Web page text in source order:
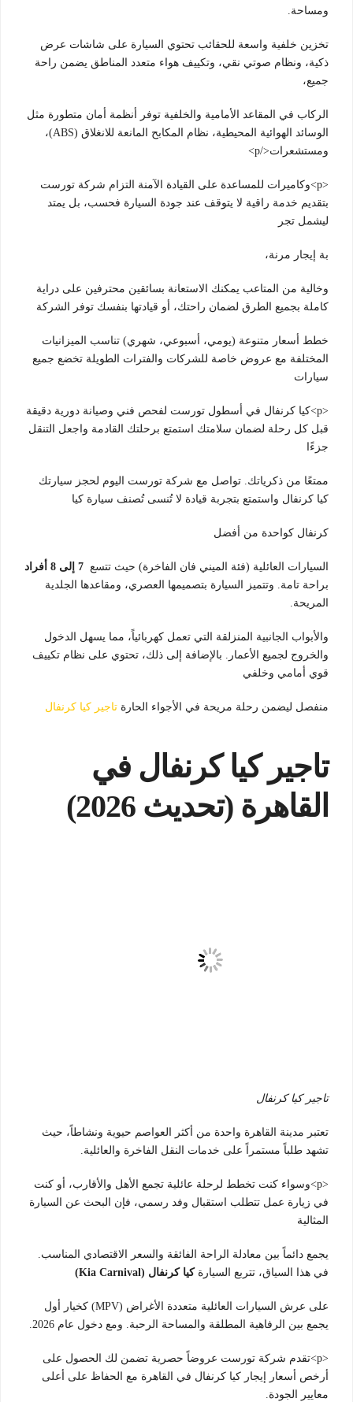
ومساحة.
تخزين خلفية واسعة للحقائب تحتوي السيارة على شاشات عرض
ذكية، ونظام صوتي نقي، وتكييف هواء متعدد المناطق يضمن راحة
جميع،
الركاب في المقاعد الأمامية والخلفية توفر أنظمة أمان متطورة مثل
الوسائد الهوائية المحيطية، نظام المكابح المانعة للانغلاق (ABS)،
ومستشعرات</p>
<p>وكاميرات للمساعدة على القيادة الآمنة التزام شركة تورست
بتقديم خدمة راقية لا يتوقف عند جودة السيارة فحسب، بل يمتد
ليشمل تجر
بة إيجار مرنة،
وخالية من المتاعب يمكنك الاستعانة بسائقين محترفين على دراية
كاملة بجميع الطرق لضمان راحتك، أو قيادتها بنفسك توفر الشركة
خطط أسعار متنوعة (يومي، أسبوعي، شهري) تناسب الميزانيات
المختلفة مع عروض خاصة للشركات والفترات الطويلة تخضع جميع
سيارات
<p>كيا كرنفال في أسطول تورست لفحص فني وصيانة دورية دقيقة
قبل كل رحلة لضمان سلامتك استمتع برحلتك القادمة واجعل التنقل
جزءًا
ممتعًا من ذكرياتك. تواصل مع شركة تورست اليوم لحجز سيارتك
كيا كرنفال واستمتع بتجربة قيادة لا تُنسىتُصنف سيارة كيا
كرنفال كواحدة من أفضل
السيارات العائلية (فئة الميني فان الفاخرة) حيث تتسع 7 إلى 8 أفراد
براحة تامة. وتتميز السيارة بتصميمها العصري، ومقاعدها الجلدية
المريحة.
والأبواب الجانبية المنزلقة التي تعمل كهربائياً، مما يسهل الدخول
والخروج لجميع الأعمار. بالإضافة إلى ذلك، تحتوي على نظام تكييف
قوي أمامي وخلفي
منفصل ليضمن رحلة مريحة في الأجواء الحارة تاجير كيا كرنفال
تاجير كيا كرنفال في
القاهرة (تحديث 2026)
تاجير كيا كرنفال
تعتبر مدينة القاهرة واحدة من أكثر العواصم حيوية ونشاطاً، حيث
تشهد طلباً مستمراً على خدمات النقل الفاخرة والعائلية.
<p>وسواء كنت تخطط لرحلة عائلية تجمع الأهل والأقارب، أو كنت
في زيارة عمل تتطلب استقبال وفد رسمي، فإن البحث عن السيارة
المثالية
يجمع دائماً بين معادلة الراحة الفائقة والسعر الاقتصادي المناسب.
في هذا السياق، تتربع السيارةكيا كرنفال (Kia Carnival)
على عرش السيارات العائلية متعددة الأغراض (MPV) كخيار أول
يجمع بين الرفاهية المطلقة والمساحة الرحبة. ومع دخول عام 2026.
<p>تقدم شركة تورست عروضاً حصرية تضمن لك الحصول على
أرخص أسعار إيجار كيا كرنفال في القاهرة مع الحفاظ على أعلى
معايير الجودة.